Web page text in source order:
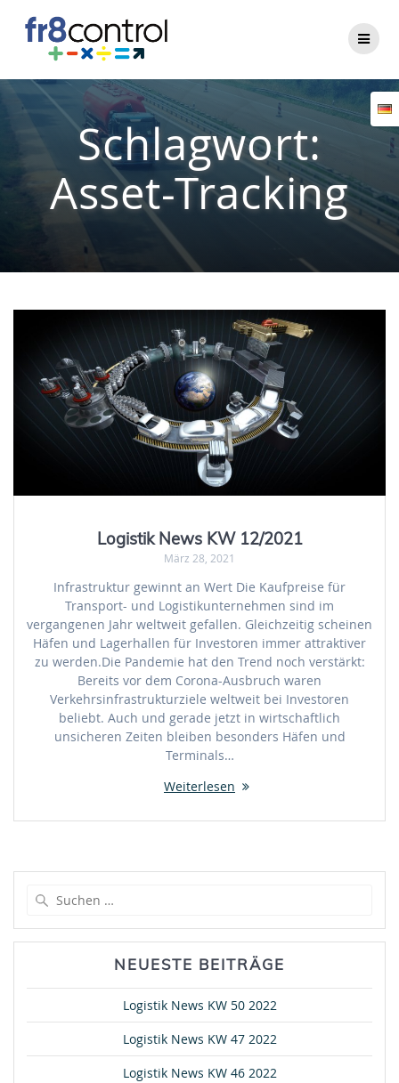
Schlagwort:
Asset-Tracking
Logistik News KW 12/2021
März 28, 2021
Infrastruktur gewinnt an Wert Die Kaufpreise für
Transport- und Logistikunternehmen sind im
vergangenen Jahr weltweit gefallen. Gleichzeitig scheinen
Häfen und Lagerhallen für Investoren immer attraktiver
zu werden.Die Pandemie hat den Trend noch verstärkt:
Bereits vor dem Corona-Ausbruch waren
Verkehrsinfrastrukturziele weltweit bei Investoren
beliebt. Auch und gerade jetzt in wirtschaftlich
unsicheren Zeiten bleiben besonders Häfen und
Terminals…
Weiterlesen
NEUESTE BEITRÄGE
Logistik News KW 50 2022
Logistik News KW 47 2022
Logistik News KW 46 2022